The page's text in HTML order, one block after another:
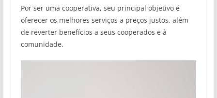
Por ser uma cooperativa, seu principal objetivo é
oferecer os melhores serviços a preços justos, além
de reverter benefícios a seus cooperados e à
comunidade.